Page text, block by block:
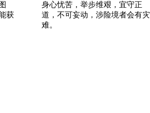
获
身心忧苦，举步维艰，宜守正
道，不可妄动，涉险境者会有灾
难。